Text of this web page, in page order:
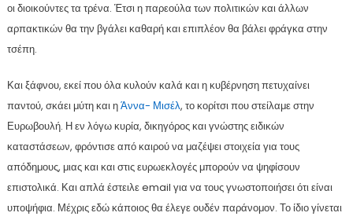
οι διοικούντες τα τρένα. Έτσι η παρεούλα των πολιτικών και άλλων
αρπακτικών θα την βγάλει καθαρή και επιπλέον θα βάλει φράγκα στην
τσέπη.
Και ξάφνου, εκεί που όλα κυλούν καλά και η κυβέρνηση πετυχαίνει
παντού, σκάει μύτη και ηΆννα- Μισέλ, το κορίτσι που στείλαμε στην
Ευρωβουλή. Η εν λόγω κυρία, δικηγόρος και γνώστης ειδικών
καταστάσεων, φρόντισε από καιρού να μαζέψει στοιχεία για τους
απόδημους, μιας και και στις ευρωεκλογές μπορούν να ψηφίσουν
επιστολικά. Και απλά έστειλε email για να τους γνωστοποιήσει ότι είναι
υποψήφια. Μέχρις εδώ κάποιος θα έλεγε ουδέν παράνομον. Το ίδιο γίνεται